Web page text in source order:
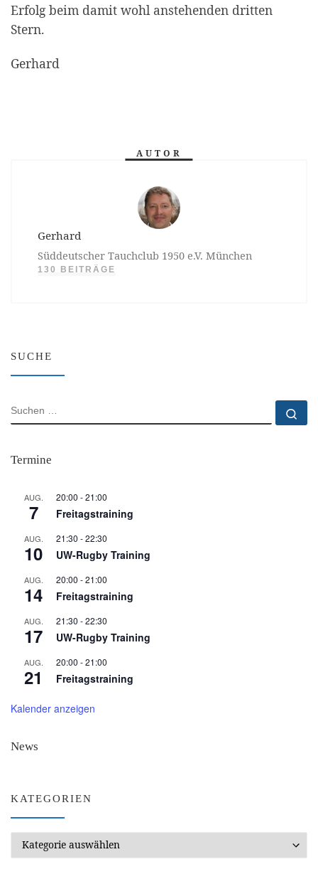
Erfolg beim damit wohl anstehenden dritten
Stern.
Gerhard
AUTOR
Gerhard
Süddeutscher Tauchclub 1950 e.V. München
130 BEITRÄGE
SUCHE
SUCHE
Termine
AUG.
7
20:00 -21:00
Freitagstraining
AUG.
10
21:30 -22:30
UW-Rugby Training
AUG.
14
20:00 -21:00
Freitagstraining
AUG.
17
21:30 -22:30
UW-Rugby Training
AUG.
21
20:00 -21:00
Freitagstraining
Kalender anzeigen
News
KATEGORIEN